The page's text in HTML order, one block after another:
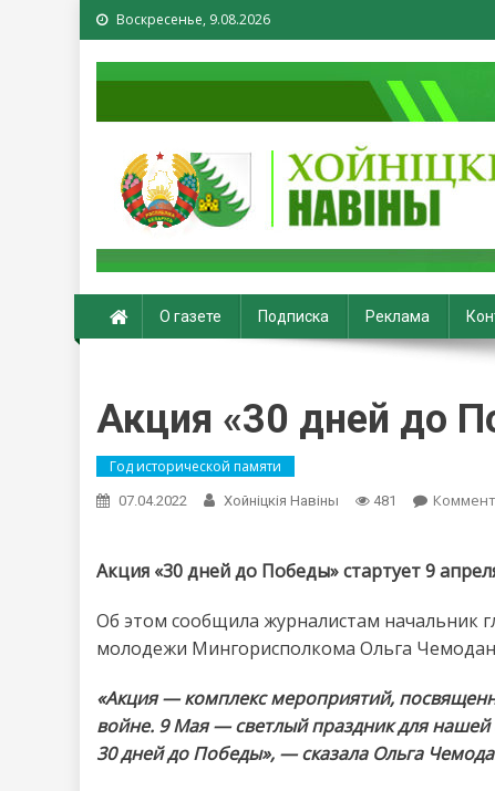
Воскресенье, 9.08.2026
Хойники. Хойнiцкiя
О газете Подписка Реклама
Акция «30 дней до
Год исторической памяти
07.04.2022 Хойнiцкiя Навiны 481
Акция «30 дней до Победы» стартует 9
Об этом сообщила журналистам начальник
молодежи Мингорисполкома Ольга
«Акция — комплекс мероприятий,
войне. 9 Мая — светлый праздник для нашей
30 дней до Победы», — сказала Ольга